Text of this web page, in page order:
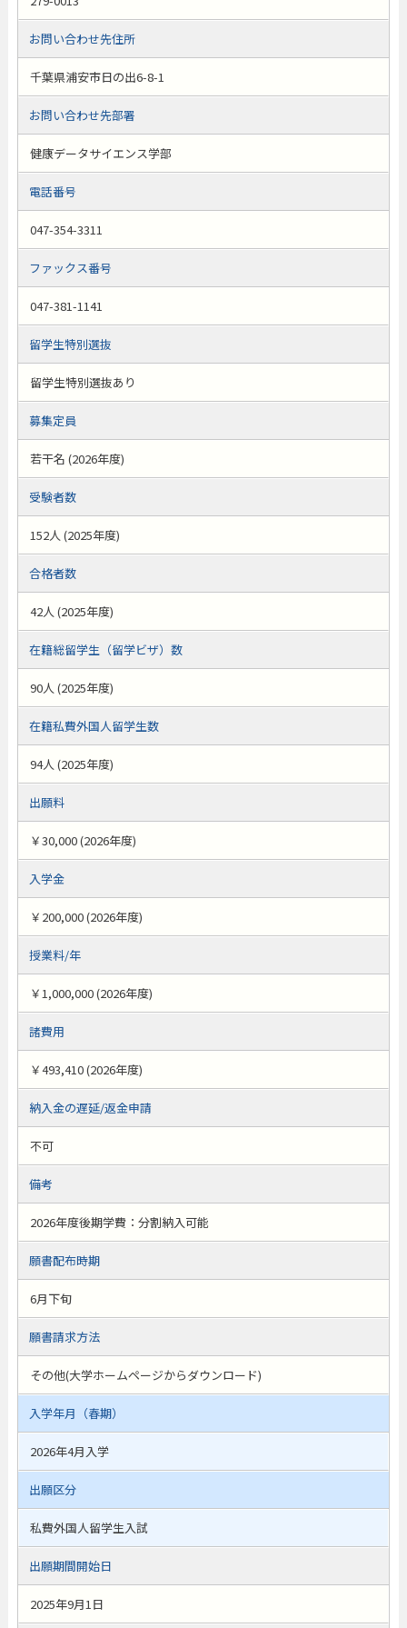
お問い合わせ先住所
千葉県浦安市日の出6-8-1
お問い合わせ先部署
健康データサイエンス学部
電話番号
047-354-3311
ファックス番号
047-381-1141
留学生特別選抜
留学生特別選抜あり
募集定員
若干名 (2026年度)
受験者数
152人 (2025年度)
合格者数
42人 (2025年度)
在籍総留学生（留学ビザ）数
90人 (2025年度)
在籍私費外国人留学生数
94人 (2025年度)
出願料
￥30,000 (2026年度)
入学金
￥200,000 (2026年度)
授業料/年
￥1,000,000 (2026年度)
諸費用
￥493,410 (2026年度)
納入金の遅延/返金申請
不可
備考
2026年度後期学費：分割納入可能
願書配布時期
6月下旬
願書請求方法
その他(大学ホームページからダウンロード)
入学年月（春期）
2026年4月入学
出願区分
私費外国人留学生入試
出願期間開始日
2025年9月1日